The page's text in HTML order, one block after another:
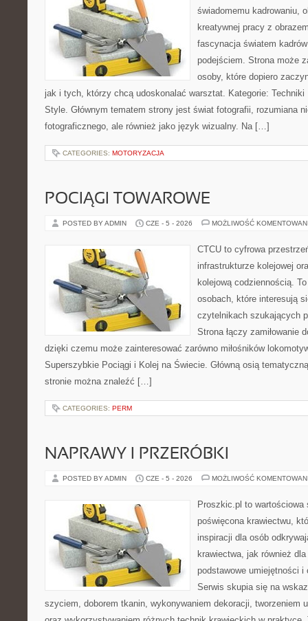
świadomemu kadrowaniu,
kreatywnej pracy z
fascynacja światem
podejściem. Strona może
osoby, które dopiero
jak i tych, którzy chcą udoskonalać warsztat. Kategorie:
Style. Głównym tematem strony jest świat fotografii, rozumiana
fotograficznego, ale również jako język wizualny. Na […]
CATEGORIES: MOTORYZACJA
POCIĄGI TOWAROWE
POSTED BY ADMIN CZE - 5 - 2026 MOŻLIWOŚĆ
CTCU to cyfrowa
infrastrukturze kolejowej
kolejową codziennością.
osobach, które interesują
czytelnikach szukających
Strona łączy zamiłowanie
dzięki czemu może zainteresować zarówno miłośników
Superszybkie Pociągi i Kolej na Świecie. Główną osią
stronie można znaleźć […]
CATEGORIES: PERM
NAPRAWY I PRZERÓBKI
POSTED BY ADMIN CZE - 5 - 2026 MOŻLIWOŚĆ
Proszkic.pl to wartościowa
poświęcona krawiectwu,
inspiracji dla osób
krawiectwa, jak również
podstawowe umiejętności
Serwis skupia się na
szyciem, doborem tkanin, wykonywaniem dekoracji, tworzeniem